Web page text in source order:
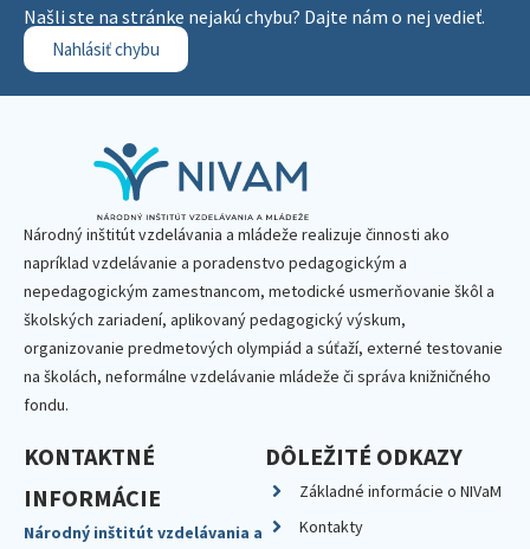
Našli ste na stránke nejakú chybu? Dajte nám o nej vedieť.
Nahlásiť chybu
Národný inštitút vzdelávania a mládeže realizuje činnosti ako
napríklad vzdelávanie a poradenstvo pedagogickým a
nepedagogickým zamestnancom, metodické usmerňovanie škôl a
školských zariadení, aplikovaný pedagogický výskum,
organizovanie predmetových olympiád a súťaží, externé testovanie
na školách, neformálne vzdelávanie mládeže či správa knižničného
fondu.
KONTAKTNÉ
INFORMÁCIE
Národný inštitút vzdelávania a
DÔLEŽITÉ ODKAZY
Základné informácie o NIVaM
Kontakty